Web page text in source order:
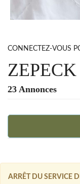
CONNECTEZ-VOUS
ZEPECK
23 Annonces
ARRÊT DU SERVICE